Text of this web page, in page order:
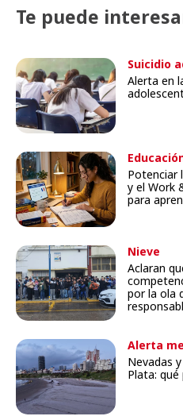
Te puede
Suicidio
Alerta en
Potenciar
y el Work
para
Nieve
Aclaran
por la ola
Alerta
Nevadas
Plata: qué